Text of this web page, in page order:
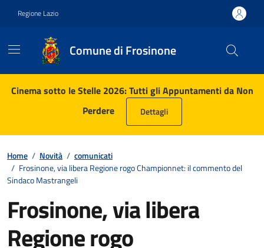
Regione Lazio
Comune di Frosinone
Contenuti in evidenza
Cinema sotto le Stelle 2026: Tutti gli Appuntamenti da Non
Perdere
Dettagli
Home / Novità / comunicati
/ Frosinone, via libera Regione rogo Championnet: il commento del
Sindaco Mastrangeli
Frosinone, via libera
Regione rogo